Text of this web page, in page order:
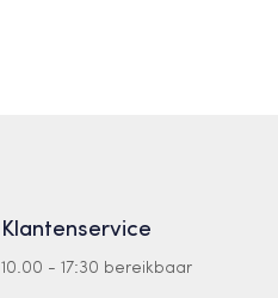
Klantenservice
10.00 - 17:30 bereikbaar